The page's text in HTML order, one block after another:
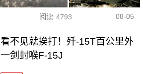
阅读 4793 08-05
看不见就挨打！歼-15T百公里外
一剑封喉F-15J